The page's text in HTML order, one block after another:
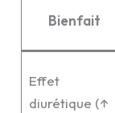
Bienfait
Effet
diurétique (↑